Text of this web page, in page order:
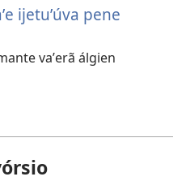
ijetuʼúva pene
vaʼerã álgien